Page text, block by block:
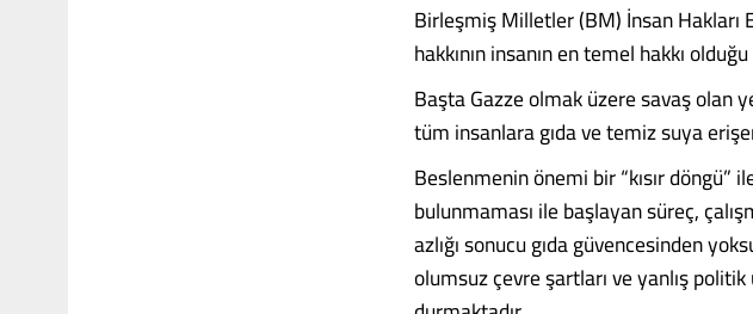
Birleşmiş Milletler (BM) İnsan Hakları
hakkının insanın en temel hakkı
Başta Gazze olmak üzere savaş olan
tüm insanlara gıda ve temiz suya
Beslenmenin önemi bir “kısır döngü”
bulunmaması ile başlayan süreç,
azlığı sonucu gıda güvencesinden
olumsuz çevre şartları ve yanlış